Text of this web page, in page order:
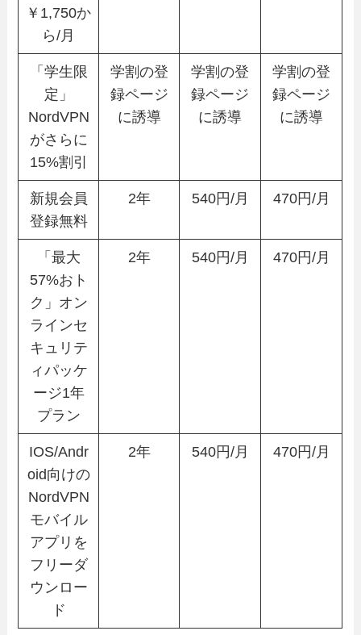
￥1,750か
ら/月
「学生限
定」
NordVPN
がさらに
15%割引
学割の登
録ページ
に誘導
学割の登
録ページ
に誘導
学割の登
録ページ
に誘導
新規会員
登録無料
2年 540円/月 470円/月
「最大
57%おト
ク」オン
ラインセ
キュリテ
ィパッケ
ージ1年
プラン
2年 540円/月 470円/月
IOS/Andr
oid向けの
NordVPN
モバイル
アプリを
フリーダ
ウンロー
ド
2年 540円/月 470円/月